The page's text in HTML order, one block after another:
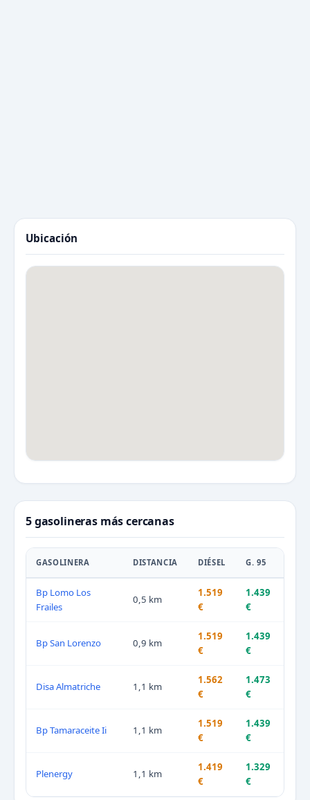
Ubicación
5 gasolineras más cercanas
GASOLINERA DISTANCIA DIÉSEL G. 95
Bp Lomo Los
Frailes
0,5 km
1.519
€
1.439
€
Bp San Lorenzo 0,9 km
1.519
€
1.439
€
Disa Almatriche 1,1 km
1.562
€
1.473
€
Bp Tamaraceite Ii 1,1 km
1.519
€
1.439
€
Plenergy 1,1 km
1.419
€
1.329
€